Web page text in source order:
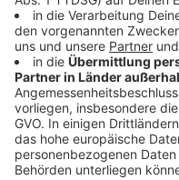
Verbundschule Mitte
· E451 um 11:35 Uhr
Berg. Gladbach S
· E451 um 13:15 Uhr
Berg. Gladbach S